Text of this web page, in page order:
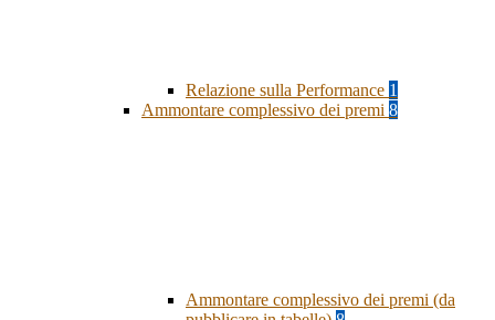
Relazione sulla Performance 1
Ammontare complessivo dei premi 8
Ammontare complessivo dei premi (da